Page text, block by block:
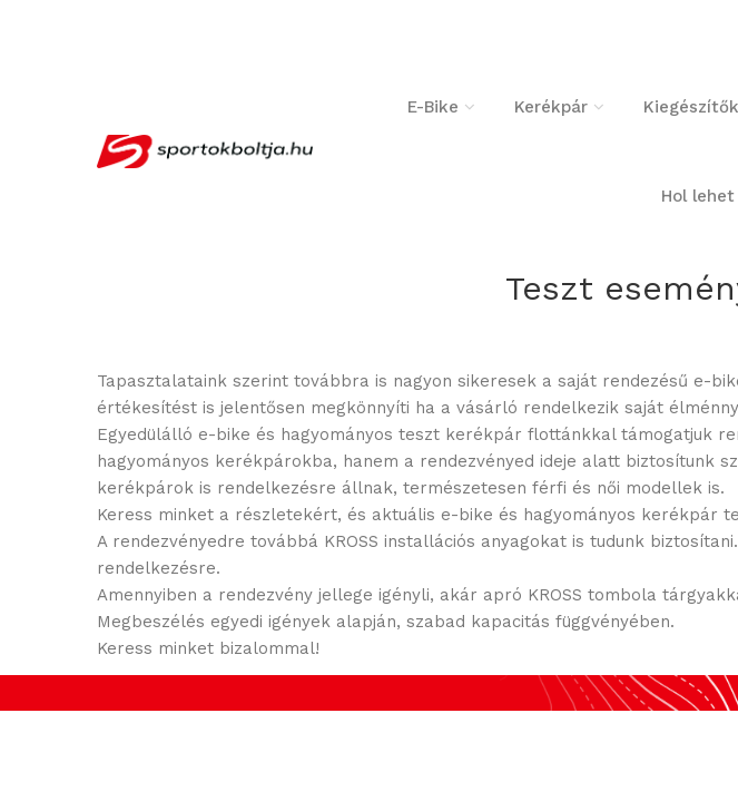
E-Bike Kerékpár Kiegészítők
Hol
Teszt
Tapasztalataink szerint továbbra is nagyon sikeresek a saját rendezésű e-
értékesítést is jelentősen megkönnyíti ha a vásárló rendelkezik saját
Egyedülálló e-bike és hagyományos teszt kerékpár flottánkkal támogatjuk
hagyományos kerékpárokba, hanem a rendezvényed ideje alatt biztosítunk
kerékpárok is rendelkezésre állnak, természetesen férfi és női modellek is.
Keress minket a részletekért, és aktuális e-bike és hagyományos kerékpár
A rendezvényedre továbbá KROSS installációs anyagokat is tudunk
rendelkezésre.
Amennyiben a rendezvény jellege igényli, akár apró KROSS tombola
Megbeszélés egyedi igények alapján, szabad kapacitás függvényében.
Keress minket bizalommal!